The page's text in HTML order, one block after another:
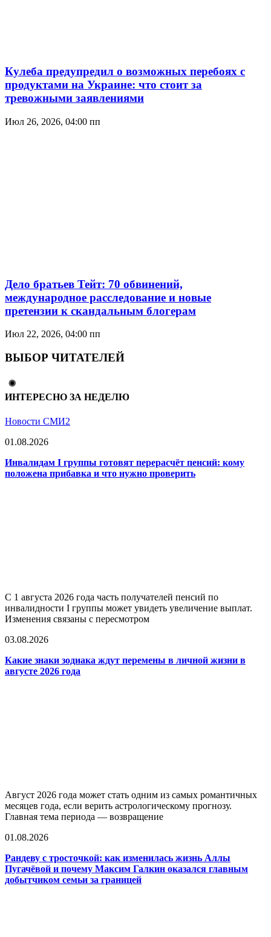
Кулеба предупредил о возможных перебоях с
продуктами на Украине: что стоит за
тревожными заявлениями
Июл 26, 2026, 04:00 пп
Дело братьев Тейт: 70 обвинений,
международное расследование и новые
претензии к скандальным блогерам
Июл 22, 2026, 04:00 пп
ВЫБОР ЧИТАТЕЛЕЙ
ИНТЕРЕСНО ЗА НЕДЕЛЮ
Новости СМИ2
01.08.2026
Инвалидам I группы готовят перерасчёт пенсий: кому
положена прибавка и что нужно проверить
С 1 августа 2026 года часть получателей пенсий по
инвалидности I группы может увидеть увеличение выплат.
Изменения связаны с пересмотром
03.08.2026
Какие знаки зодиака ждут перемены в личной жизни в
августе 2026 года
Август 2026 года может стать одним из самых романтичных
месяцев года, если верить астрологическому прогнозу.
Главная тема периода — возвращение
01.08.2026
Рандеву с тросточкой: как изменилась жизнь Аллы
Пугачёвой и почему Максим Галкин оказался главным
добытчиком семьи за границей